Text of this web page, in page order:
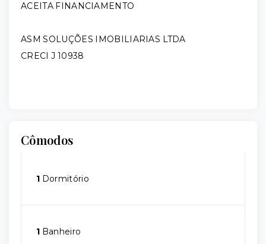
ACEITA FINANCIAMENTO
ASM SOLUÇÕES IMOBILIARIAS LTDA
CRECI J 10938
Cômodos
1 Dormitório
1 Banheiro